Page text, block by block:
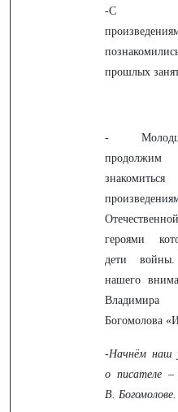
-С
прошлых
-
героями
дети
нашего
Владимира
Богомолова
-Начнём наш
о писателе –
В. Богомолове.